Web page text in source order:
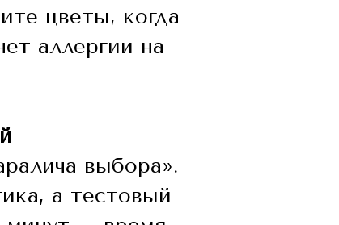
цветы, когда
аллергии на
выбора».
а тестовый